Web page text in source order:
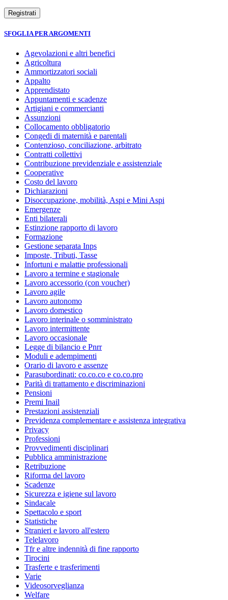
SFOGLIA PER ARGOMENTI
Agevolazioni e altri benefici
Agricoltura
Ammortizzatori sociali
Appalto
Apprendistato
Appuntamenti e scadenze
Artigiani e commercianti
Assunzioni
Collocamento obbligatorio
Congedi di maternità e parentali
Contenzioso, conciliazione, arbitrato
Contratti collettivi
Contribuzione previdenziale e assistenziale
Cooperative
Costo del lavoro
Dichiarazioni
Disoccupazione, mobilità, Aspi e Mini Aspi
Emergenze
Enti bilaterali
Estinzione rapporto di lavoro
Formazione
Gestione separata Inps
Imposte, Tributi, Tasse
Infortuni e malattie professionali
Lavoro a termine e stagionale
Lavoro accessorio (con voucher)
Lavoro agile
Lavoro autonomo
Lavoro domestico
Lavoro interinale o somministrato
Lavoro intermittente
Lavoro occasionale
Legge di bilancio e Pnrr
Moduli e adempimenti
Orario di lavoro e assenze
Parasubordinati: co.co.co e co.co.pro
Parità di trattamento e discriminazioni
Pensioni
Premi Inail
Prestazioni assistenziali
Previdenza complementare e assistenza integrativa
Privacy
Professioni
Provvedimenti disciplinari
Pubblica amministrazione
Retribuzione
Riforma del lavoro
Scadenze
Sicurezza e igiene sul lavoro
Sindacale
Spettacolo e sport
Statistiche
Stranieri e lavoro all'estero
Telelavoro
Tfr e altre indennità di fine rapporto
Tirocini
Trasferte e trasferimenti
Varie
Videosorveglianza
Welfare